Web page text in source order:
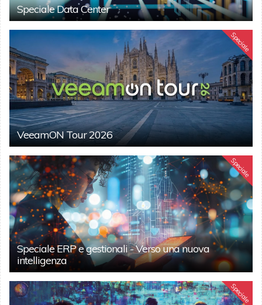
Speciale Data Center
Speciale
VeeamON Tour 2026
Speciale
Speciale ERP e gestionali - Verso una nuova
intelligenza
Speciale